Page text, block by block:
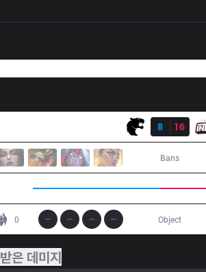
8
16
Bans
0 Object
받은 데미지